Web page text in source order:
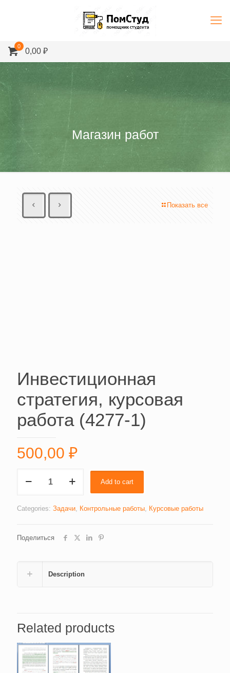
0
0,00 ₽
Магазин работ
Показать все
Инвестиционная
стратегия, курсовая
работа (4277-1)
500,00 ₽
стратегия,
работа
quantity
Add to cart
Categories: Задачи Контрольные работы Курсовые работы
Поделиться
Description
Related products